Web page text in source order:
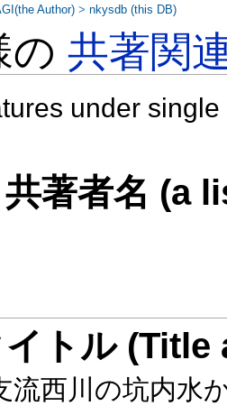
の共著関
under
著者名 (a
トル
流西川の坑内水
Author) >nkysdb (this DB)